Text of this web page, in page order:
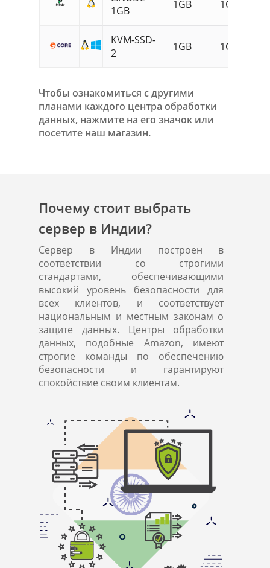
1GB
1GB 1CPU
KVM-SSD-
2
1GB 1CPU
Чтобы ознакомиться с другими
планами каждого центра обработки
данных, нажмите на его значок или
посетите наш магазин.
Почему стоит выбрать
сервер в Индии?
Сервер в Индии построен в
соответствии со строгими
стандартами, обеспечивающими
высокий уровень безопасности для
всех клиентов, и соответствует
национальным и местным законам о
защите данных. Центры обработки
данных, подобные Amazon, имеют
строгие команды по обеспечению
безопасности и гарантируют
спокойствие своим клиентам.